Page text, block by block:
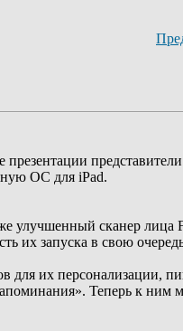
ОС для iPad.
улучшенный сканер лица
их запуска в свою
их персонализации,
Теперь к ним